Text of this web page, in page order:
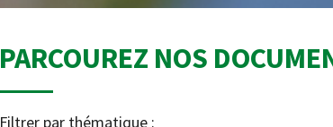
PARCOUREZ NOS
Filtrer par thématique :